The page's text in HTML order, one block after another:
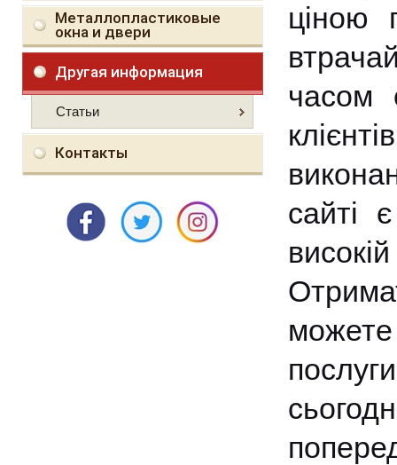
Металлопластиковые
окна и двери
Другая информация
Статьи
Контакты
ціною
часом
сайті